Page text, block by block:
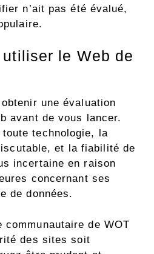
n’ait pas été évalué,
le Web de
une évaluation
avant de vous lancer.
toute technologie, la
et la fiabilité de
incertaine en raison
concernant ses
de données.
communautaire de WOT
des sites soit